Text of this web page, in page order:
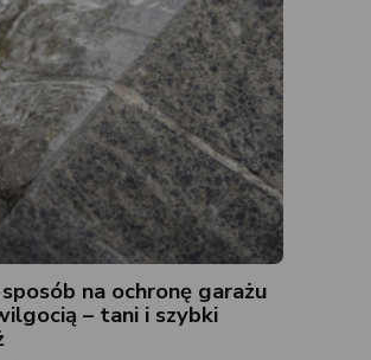
na ochronę garażu
– tani i szybki